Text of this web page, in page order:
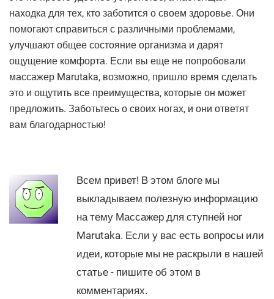
находка для тех, кто заботится о своем здоровье. Они
помогают справиться с различными проблемами,
улучшают общее состояние организма и дарят
ощущение комфорта. Если вы еще не попробовали
массажер Marutaka, возможно, пришло время сделать
это и ощутить все преимущества, которые он может
предложить. Заботьтесь о своих ногах, и они ответят
вам благодарностью!
Всем привет! В этом блоге мы
выкладываем полезную информацию
на тему Массажер для ступней ног
Marutaka. Если у вас есть вопросы или
идеи, которые мы не раскрыли в нашей
статье - пишите об этом в
комментариях.